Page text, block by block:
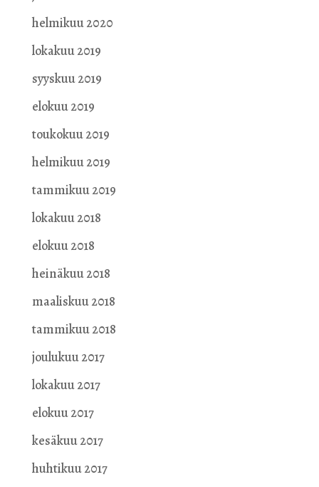
helmikuu 2020
lokakuu 2019
syyskuu 2019
elokuu 2019
toukokuu 2019
helmikuu 2019
tammikuu 2019
lokakuu 2018
elokuu 2018
heinäkuu 2018
maaliskuu 2018
tammikuu 2018
joulukuu 2017
lokakuu 2017
elokuu 2017
kesäkuu 2017
huhtikuu 2017